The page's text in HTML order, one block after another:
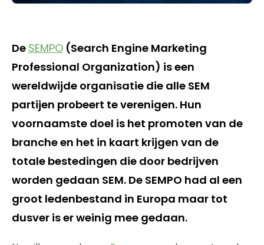
De SEMPO (Search Engine Marketing
Professional Organization) is een
wereldwijde organisatie die alle SEM
partijen probeert te verenigen. Hun
voornaamste doel is het promoten van de
branche en het in kaart krijgen van de
totale bestedingen die door bedrijven
worden gedaan SEM. De SEMPO had al een
groot ledenbestand in Europa maar tot
dusver is er weinig mee gedaan.